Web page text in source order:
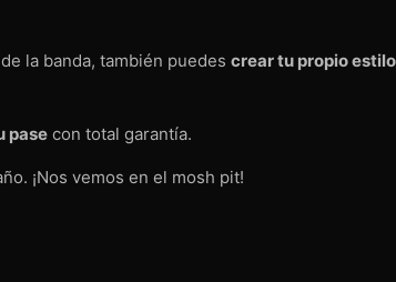
la banda, también puedes crear tu propio estilo
pase con total garantía.
¡Nos vemos en el mosh pit!